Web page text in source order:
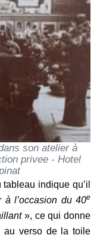
son atelier à
privee - Hotel
indique qu’il
à l’occasion du 40e
», ce qui donne
au verso de la toile